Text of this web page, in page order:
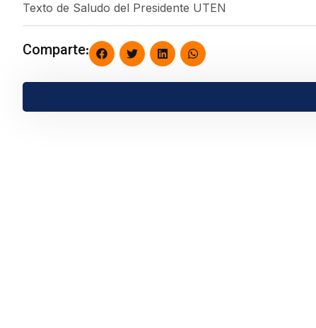
Texto de Saludo del Presidente UTEN
Comparte: